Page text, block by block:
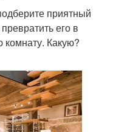
приятный
его в
Какую?